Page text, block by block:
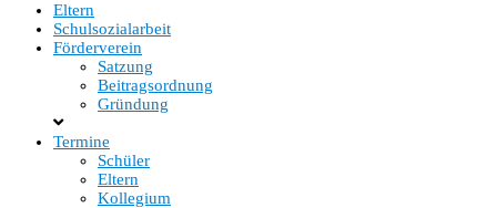
Eltern
Schulsozialarbeit
Förderverein
Satzung
Beitragsordnung
Gründung
Termine
Schüler
Eltern
Kollegium